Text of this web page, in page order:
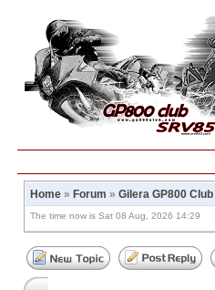
Home » Forum » Gilera GP800 Club
The time now is Sat 08 Aug, 2026 14:29